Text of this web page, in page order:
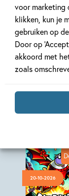
voor marketing
klikken, kun je
gebruiken op
Door op
akkoord met
zoals
20-10-2026